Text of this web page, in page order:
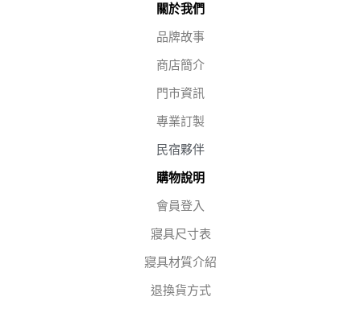
關於我們
品牌故事
商店簡介
門市資訊
專業訂製
民宿夥伴
購物說明
會員登入
寢具尺寸表
寢具材質介紹
退換貨方式